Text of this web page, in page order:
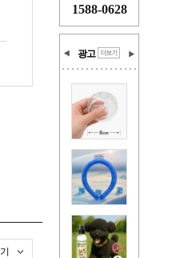
1588-0628
광고